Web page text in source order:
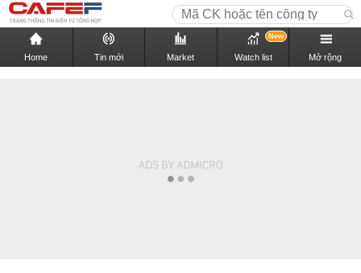
Home Tin mới Market Watch list
New
Mở rộng